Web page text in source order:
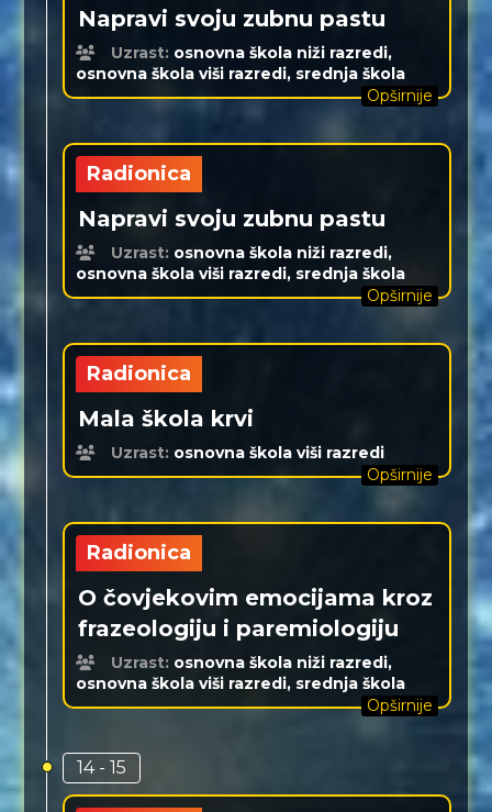
Napravi svoju zubnu pastu
Uzrast: osnovna škola niži razredi,
osnovna škola viši razredi, srednja škola
Opširnije
Radionica
Napravi svoju zubnu pastu
Uzrast: osnovna škola niži razredi,
osnovna škola viši razredi, srednja škola
Opširnije
Radionica
Mala škola krvi
Uzrast: osnovna škola viši razredi
Opširnije
Radionica
O čovjekovim emocijama kroz
frazeologiju i paremiologiju
Uzrast: osnovna škola niži razredi,
osnovna škola viši razredi, srednja škola
Opširnije
14 - 15